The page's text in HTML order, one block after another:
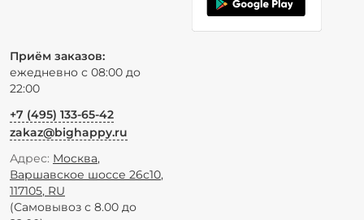
Приём заказов:
ежедневно с 08:00 до
22:00
+7 (495) 133-65-42
zakaz@bighappy.ru
Адрес: Москва,
Варшавское шоссе 26с10,
117105, RU
(Самовывоз с 8.00 до